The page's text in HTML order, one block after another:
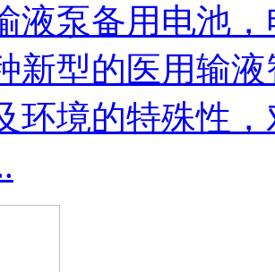
液泵备用电池
新型的医用输
环境的特殊性